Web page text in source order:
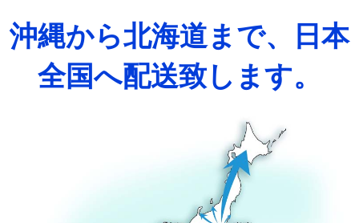
沖縄から北海道まで、日本
全国へ配送致します。